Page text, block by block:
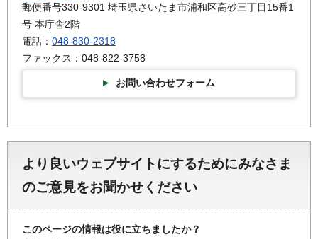
郵便番号330-9301 埼玉県さいたま市浦和区高砂三丁目15番1
号 本庁舎2階
電話： 048-830-2318
ファックス：048-822-3758
お問い合わせフォーム
より良いウェブサイトにするためにみなさま
のご意見をお聞かせください
このページの情報は役に立ちましたか？